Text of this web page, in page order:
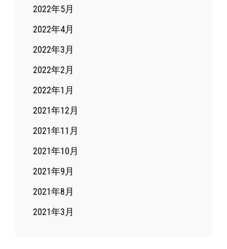
2022年5月
2022年4月
2022年3月
2022年2月
2022年1月
2021年12月
2021年11月
2021年10月
2021年9月
2021年8月
2021年3月